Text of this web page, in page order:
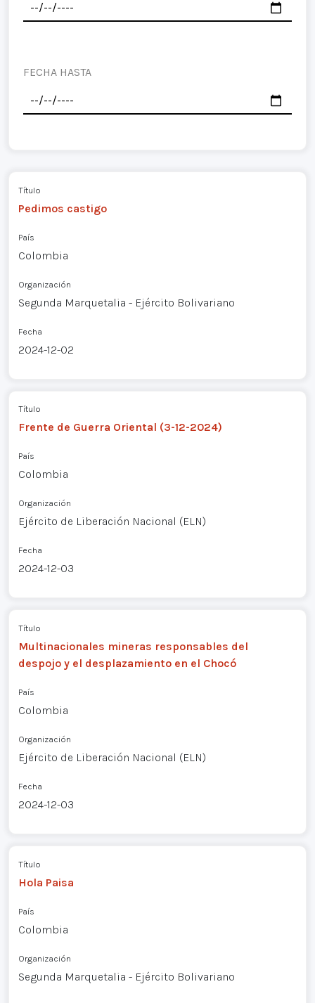
FECHA HASTA
Título
Pedimos castigo
País
Colombia
Organización
Segunda Marquetalia - Ejército Bolivariano
Fecha
2024-12-02
Título
Frente de Guerra Oriental (3-12-2024)
País
Colombia
Organización
Ejército de Liberación Nacional (ELN)
Fecha
2024-12-03
Título
Multinacionales mineras responsables del
despojo y el desplazamiento en el Chocó
País
Colombia
Organización
Ejército de Liberación Nacional (ELN)
Fecha
2024-12-03
Título
Hola Paisa
País
Colombia
Organización
Segunda Marquetalia - Ejército Bolivariano